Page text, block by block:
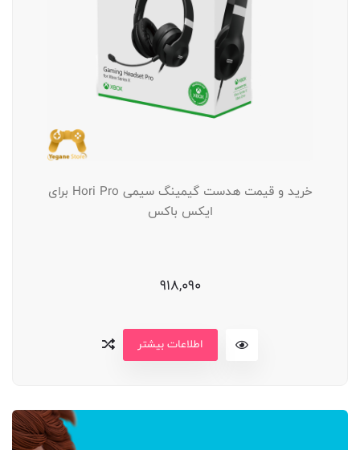
خرید و قیمت هدست گیمینگ سیمی Hori Pro برای
ایکس باکس
918,090
اطلاعات بیشتر